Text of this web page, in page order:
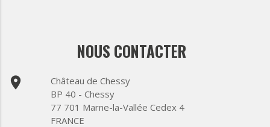
NOUS CONTACTER
place
Château de Chessy
BP 40 - Chessy
77 701 Marne-la-Vallée Cedex 4
FRANCE